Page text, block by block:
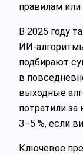
правилам или
В 2025 году
подбирают
в
выходные
потратили
3–5 %, если
Ключевое